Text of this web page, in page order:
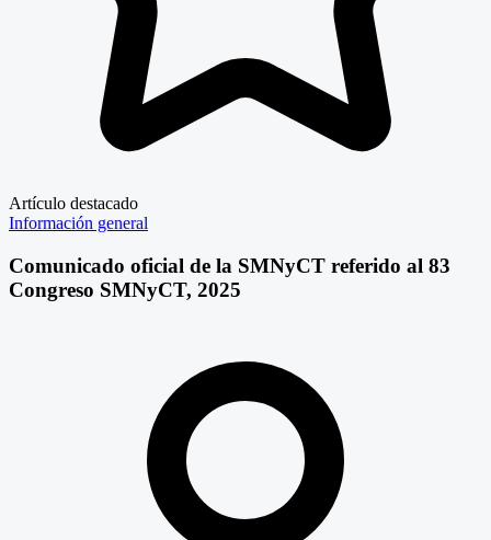
Artículo destacado
Información general
Comunicado oficial de la SMNyCT referido al 83
Congreso SMNyCT, 2025